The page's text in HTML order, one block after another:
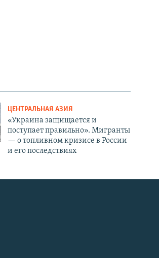
ЦЕНТРАЛЬНАЯ АЗИЯ
«Украина защищается и
поступает правильно». Мигранты
— о топливном кризисе в России
и его последствиях